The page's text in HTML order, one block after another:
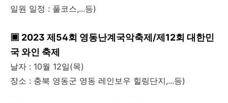
일원 일정 : 풀코스,...등)
▣ 2023 제54회 영동난계국악축제/제12회 대한민
국 와인 축제
날자 : 10월 12일(목)
장소 : 충북 영동군 영동 레인보우 힐링단지,...등)